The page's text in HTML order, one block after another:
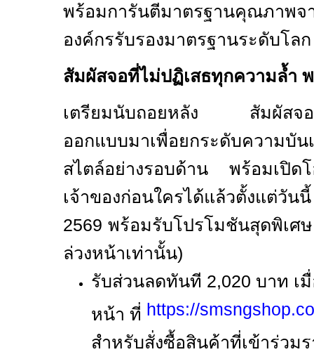
พร้อมการันตีมาตรฐานคุณภา
องค์กรรับรองมาตรฐานระดับโลก
สัมผัสจอที่ไม่ปฏิเสธทุกความล้ำ
เตรียมนับถอยหลัง สัมผัสจอ
ออกแบบมาเพื่อยกระดับความบัน
สไตล์อย่างรอบด้าน พร้อมเปิดโ
เจ้าของก่อนใครได้แล้วตั้งแต่
2569 พร้อมรับโปรโมชันสุดพิเศษ
ล่วงหน้าเท่านั้น)
รับส่วนลดทันที 2,020 บาท เ
หน้า ที่ https://
สำหรับสั่งซื้อสินค้าที่เข้าร่วม